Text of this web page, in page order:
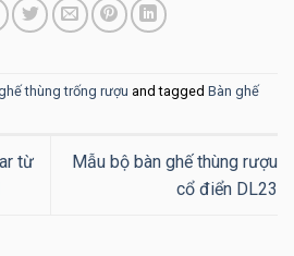
thùng trống rượu and tagged Bàn ghế
từ
Mẫu bộ bàn ghế thùng rượu
cổ điển DL23